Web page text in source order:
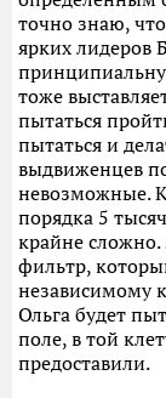
точно знаю,
ярких лидеров
тоже
пытаться
пытаться и
выдвиженцев
невозможные.
порядка 5
крайне
фильтр,
независимому
Ольга будет
поле, в той
предоставили.